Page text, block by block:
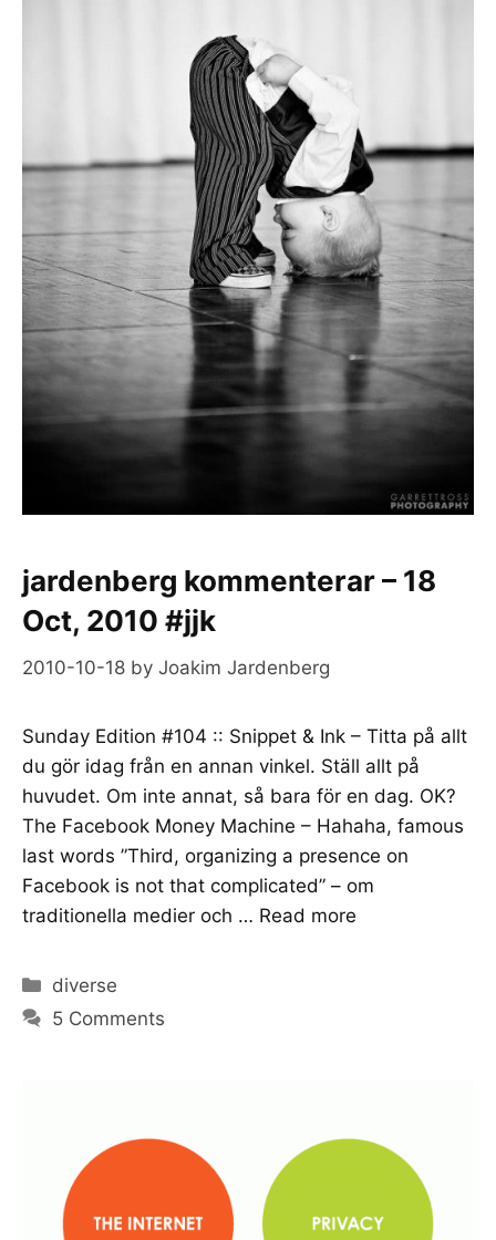
jardenberg kommenterar – 18
Oct, 2010 #jjk
2010-10-18 by Joakim Jardenberg
Sunday Edition #104 :: Snippet & Ink – Titta på allt
du gör idag från en annan vinkel. Ställ allt på
huvudet. Om inte annat, så bara för en dag. OK?
The Facebook Money Machine – Hahaha, famous
last words ”Third, organizing a presence on
Facebook is not that complicated” – om
traditionella medier och … Read more
Categories
diverse
5 Comments